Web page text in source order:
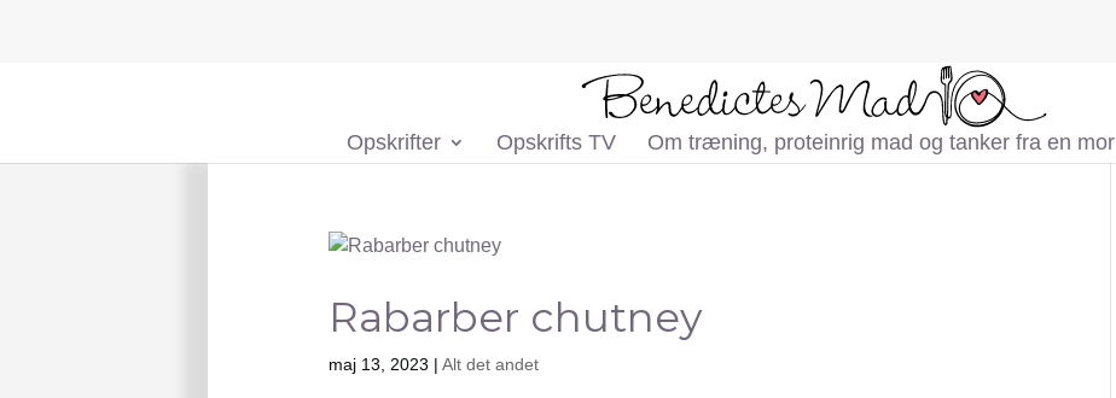
Opskrifter Opskrifts TV Om træning, proteinrig mad og tanker fra en mor
Rabarber chutney
maj 13, 2023 | Alt det andet